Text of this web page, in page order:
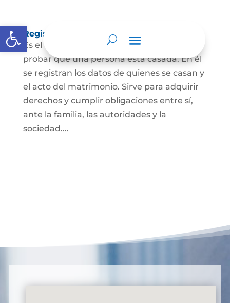
Abrir barra de herramientas
Registro Civil de Matrimonio
Es el documento público necesario para
probar que una persona está casada. En él
se registran los datos de quienes se casan y
el acto del matrimonio. Sirve para adquirir
derechos y cumplir obligaciones entre sí,
ante la familia, las autoridades y la
sociedad....